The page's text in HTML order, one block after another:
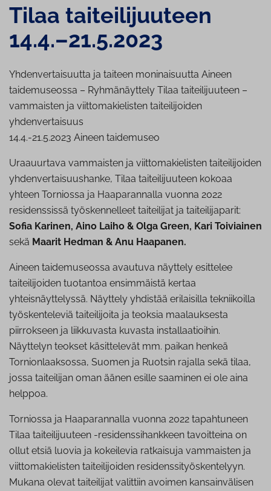
Tilaa tai­tei­li­juu­teen
14.4.–21.5.2023
Yhdenvertaisuutta ja taiteen moninaisuutta Aineen
taidemuseossa – Ryhmänäyttely Tilaa taiteilijuuteen –
vammaisten ja viittomakielisten taiteilijoiden
yhdenvertaisuus
14.4.-21.5.2023 Aineen taidemuseo
Uraauurtava vammaisten ja viittomakielisten taiteilijoiden
yhdenvertaisuushanke, Tilaa taiteilijuuteen kokoaa
yhteen Torniossa ja Haaparannalla vuonna 2022
residenssissä työskennelleet taiteilijat ja taiteilijaparit:
Sofia Karinen, Aino Laiho & Olga Green, Kari Toiviainen
sekä Maarit Hedman & Anu Haapanen.
Aineen taidemuseossa avautuva näyttely esittelee
taiteilijoiden tuotantoa ensimmäistä kertaa
yhteisnäyttelyssä. Näyttely yhdistää erilaisilla tekniikoilla
työskenteleviä taiteilijoita ja teoksia maalauksesta
piirrokseen ja liikkuvasta kuvasta installaatioihin.
Näyttelyn teokset käsittelevät mm. paikan henkeä
Tornionlaaksossa, Suomen ja Ruotsin rajalla sekä tilaa,
jossa taiteilijan oman äänen esille saaminen ei ole aina
helppoa.
Torniossa ja Haaparannalla vuonna 2022 tapahtuneen
Tilaa taiteilijuuteen -residenssihankkeen tavoitteina on
ollut etsiä luovia ja kokeilevia ratkaisuja vammaisten ja
viittomakielisten taiteilijoiden residenssityöskentelyyn.
Mukana olevat taiteilijat valittiin avoimen kansainvälisen